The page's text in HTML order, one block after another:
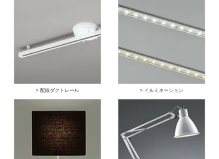
> 配線ダクトレール > イルミネーション